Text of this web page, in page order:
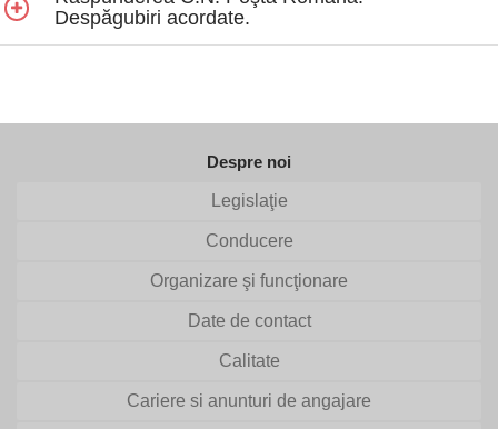
Despăgubiri acordate.
Despre noi
Legislaţie
Conducere
Organizare şi funcţionare
Date de contact
Calitate
Cariere si anunturi de angajare